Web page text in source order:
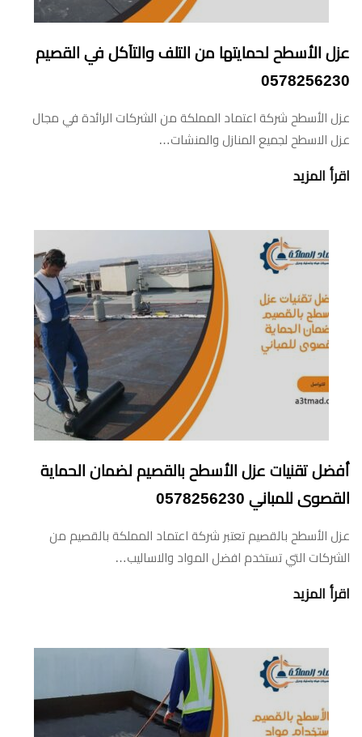
عزل الأسطح لحمايتها من التلف والتآكل في القصيم
0578256230
عزل الأسطح شركة اعتماد المملكة من الشركات الرائدة في مجال
عزل الاسطح لجميع المنازل والمنشات…
اقرأ المزيد
أفضل تقنيات عزل الأسطح بالقصيم لضمان الحماية
القصوى للمباني 0578256230
عزل الأسطح بالقصيم تعتبر شركة اعتماد المملكة بالقصيم من
الشركات التي تستخدم افضل المواد والاساليب…
اقرأ المزيد